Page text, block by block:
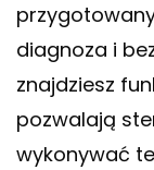
diagnoza i
znajdziesz
pozwalają
wykonywać